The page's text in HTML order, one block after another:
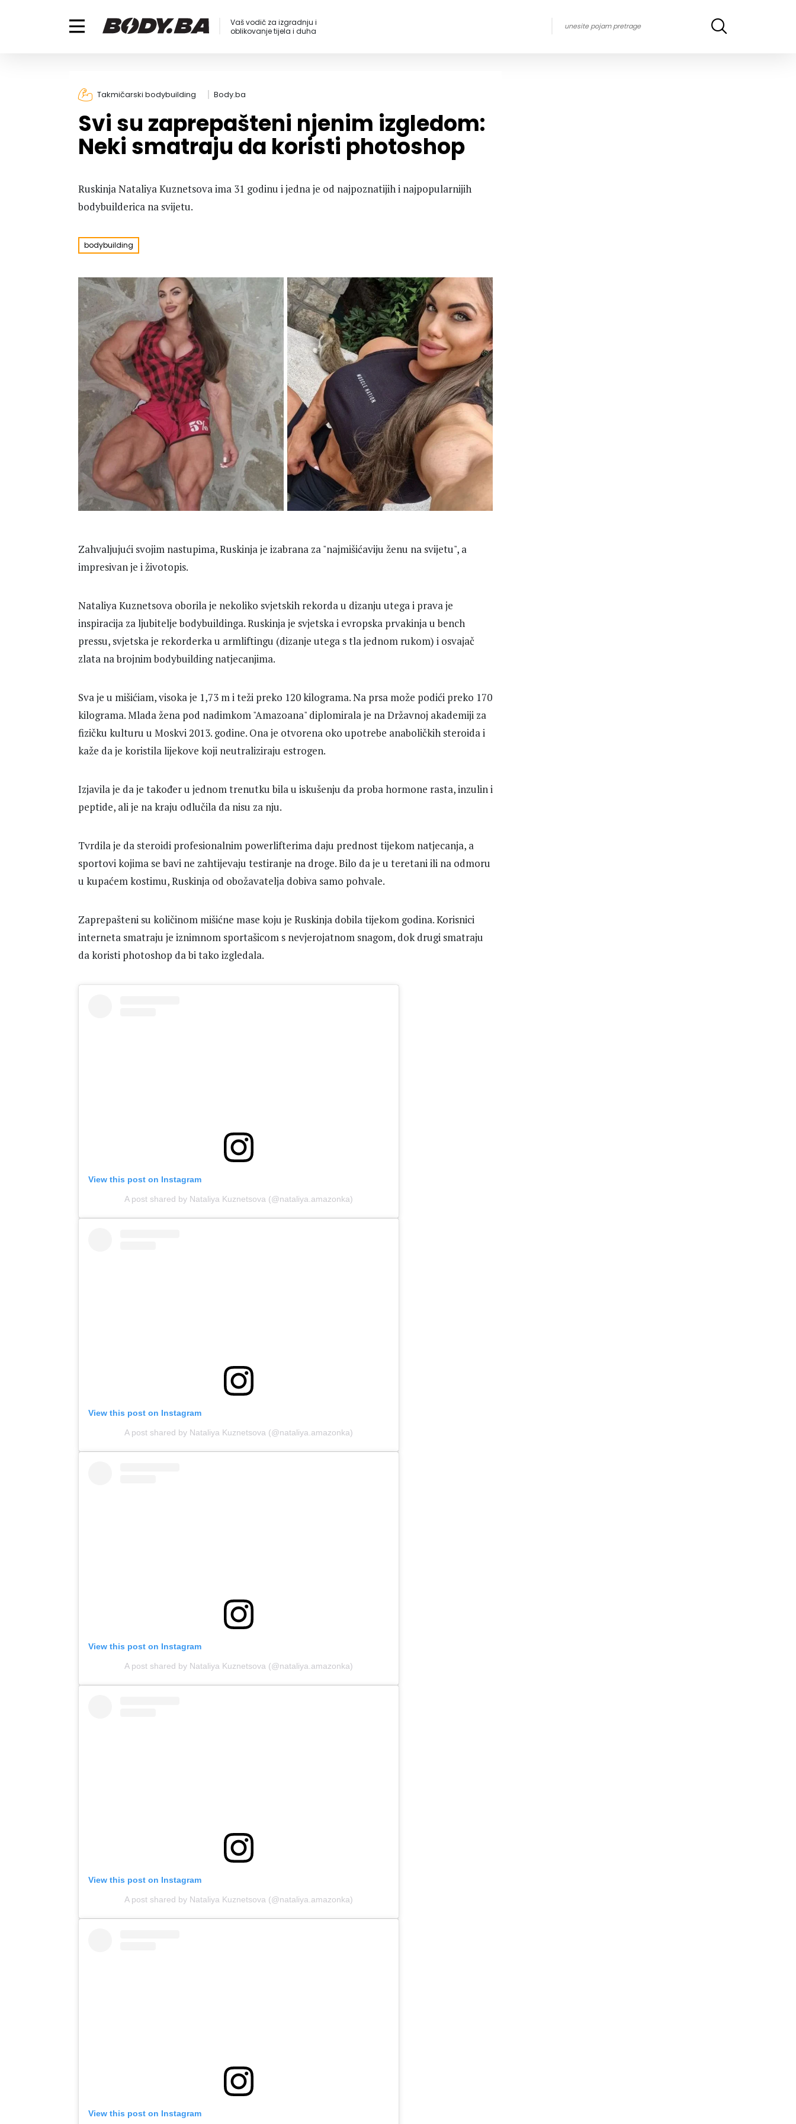
Vaš vodič za izgradnju i
oblikovanje tijela i duha
Takmičarski bodybuilding Body.ba
Svi su zaprepašteni njenim izgledom:
Neki smatraju da koristi photoshop
Ruskinja Nataliya Kuznetsova ima 31 godinu i jedna je od najpoznatijih i najpopularnijih
bodybuilderica na svijetu.
bodybuilding
Zahvaljujući svojim nastupima, Ruskinja je izabrana za "najmišićaviju ženu na svijetu", a
impresivan je i životopis.
Nataliya Kuznetsova oborila je nekoliko svjetskih rekorda u dizanju utega i prava je
inspiracija za ljubitelje bodybuildinga. Ruskinja je svjetska i evropska prvakinja u bench
pressu, svjetska je rekorderka u armliftingu (dizanje utega s tla jednom rukom) i osvajač
zlata na brojnim bodybuilding natjecanjima.
Sva je u mišićiam, visoka je 1,73 m i teži preko 120 kilograma. Na prsa može podići preko 170
kilograma. Mlada žena pod nadimkom "Amazoana" diplomirala je na Državnoj akademiji za
fizičku kulturu u Moskvi 2013. godine. Ona je otvorena oko upotrebe anaboličkih steroida i
kaže da je koristila lijekove koji neutraliziraju estrogen.
Izjavila je da je također u jednom trenutku bila u iskušenju da proba hormone rasta, inzulin i
peptide, ali je na kraju odlučila da nisu za nju.
Tvrdila je da steroidi profesionalnim powerlifterima daju prednost tijekom natjecanja, a
sportovi kojima se bavi ne zahtijevaju testiranje na droge. Bilo da je u teretani ili na odmoru
u kupaćem kostimu, Ruskinja od obožavatelja dobiva samo pohvale.
Zaprepašteni su količinom mišićne mase koju je Ruskinja dobila tijekom godina. Korisnici
interneta smatraju je iznimnom sportašicom s nevjerojatnom snagom, dok drugi smatraju
da koristi photoshop da bi tako izgledala.
View this post on Instagram
A post shared by Nataliya Kuznetsova (@nataliya.amazonka)
View this post on Instagram
A post shared by Nataliya Kuznetsova (@nataliya.amazonka)
View this post on Instagram
A post shared by Nataliya Kuznetsova (@nataliya.amazonka)
View this post on Instagram
A post shared by Nataliya Kuznetsova (@nataliya.amazonka)
View this post on Instagram